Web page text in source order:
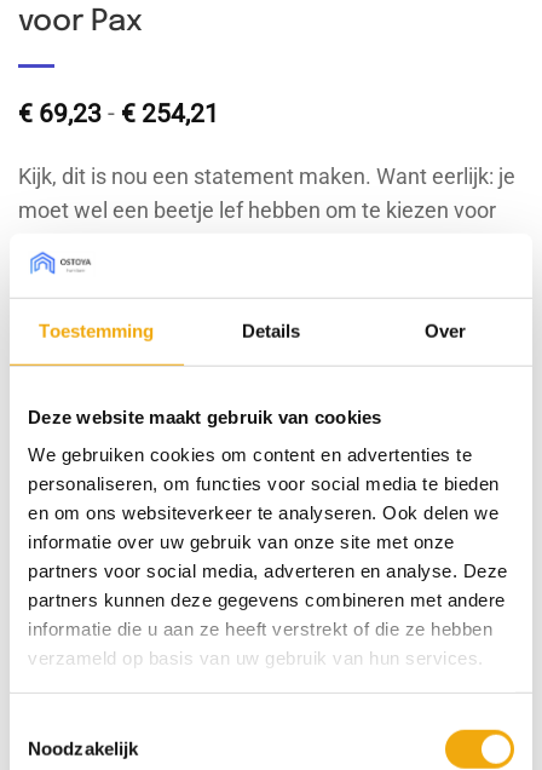
Toestemming Details Over
Deze website maakt gebruik van cookies
We gebruiken cookies om content en advertenties te
personaliseren, om functies voor social media te bieden
en om ons websiteverkeer te analyseren. Ook delen we
informatie over uw gebruik van onze site met onze
partners voor social media, adverteren en analyse. Deze
partners kunnen deze gegevens combineren met andere
informatie die u aan ze heeft verstrekt of die ze hebben
verzameld op basis van uw gebruik van hun services.
Noodzakelijk
voor Pax
€ 69,23 - € 254,21
tot
€ 254,21
Kijk, dit is nou een statement maken. Want eerlijk: je
moet wel een beetje lef hebben om te kiezen voor
heel gebruiksvriendelijk, goed schoon te maken en
Type front
Afmeting Pax (bxh)
Lublin hoogglans gitzwart, Deur voor Pax aantal
SKU:N/B